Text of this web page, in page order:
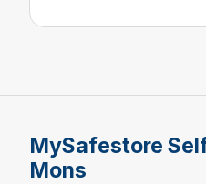
MySafestore
Mons